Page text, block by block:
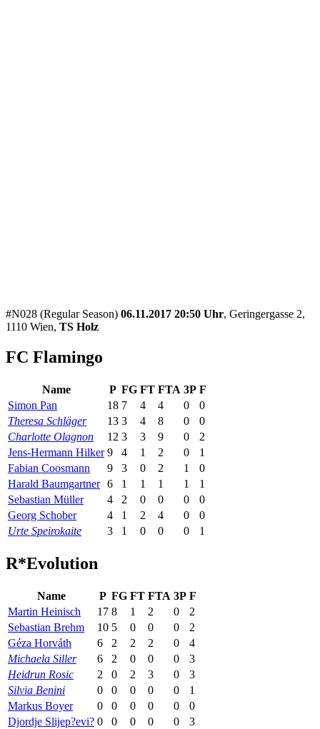
#N028 (Regular Season) 06.11.2017 20:50 Uhr, Geringergasse 2,
1110 Wien, TS Holz
FC Flamingo
Name P FG FT FTA 3P F
Simon Pan
18 7 4 4 0
0
Theresa Schläger
13 3 4 8 0
0
Charlotte Olagnon
12 3 3 9 0
2
Jens-Hermann Hilker 9 4 1 2 0
1
Fabian Coosmann
9 3 0 2 1
0
Harald Baumgartner 6 1 1 1 1
1
Sebastian Müller
4 2 0 0 0
0
Georg Schober
4 1 2 4 0
0
Urte Speirokaite
3 1 0 0 0 1
R*Evolution
Name P FG FT FTA 3P F
Martin Heinisch
17 8 1 2 0
2
Sebastian Brehm
10 5 0 0 0
2
Géza Horváth
6 2 2 2 0
4
Michaela Siller
6 2 0 0 0
3
Heidrun Rosic
2 0 2 3 0
3
Silvia Benini
0 0 0 0 0
1
Markus Boyer
0 0 0 0 0
0
Djordje Slijep?evi? 0 0 0 0 0
3